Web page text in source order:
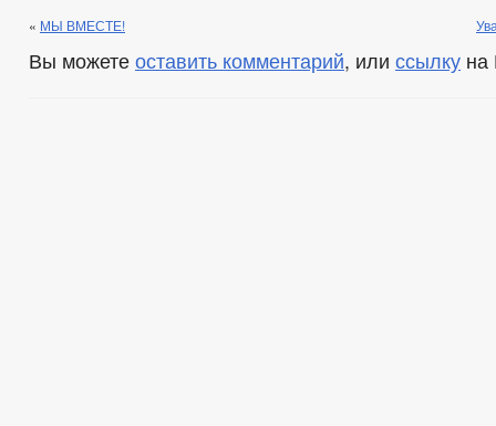
« МЫ ВМЕСТЕ!
Вы можете оставить комментарий, или ссылку на